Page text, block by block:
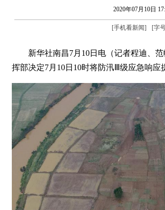
2020年07月10日
[手机看新闻] [字
新华社南昌7月10日电（记者程迪、范
挥部决定7月10日10时将防汛Ⅲ级应急响应